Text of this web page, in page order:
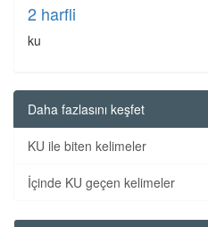
2 harfli
ku
Daha fazlasını keşfet
KU ile biten kelimeler
İçinde KU geçen kelimeler